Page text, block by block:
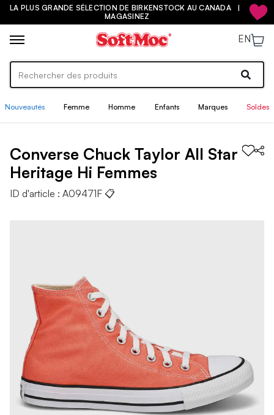
LA PLUS GRANDE SÉLECTION DE BIRKENSTOCK AU CANADA |
MAGASINEZ
EN
Nouveautés Femme Homme Enfants Marques Soldes
Converse Chuck Taylor All Star
Heritage Hi Femmes
ID d'article : A09471F 📋